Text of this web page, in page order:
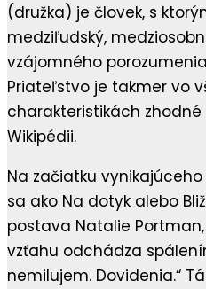
(družka) je človek, s
medziľudský,
vzájomného
Priateľstvo je takmer vo
charakteristikách zhodné
Wikipédii.
Na začiatku vynikajúceho
sa ako Na dotyk alebo
postava Natalie
vzťahu odchádza
nemilujem. Dovidenia.“